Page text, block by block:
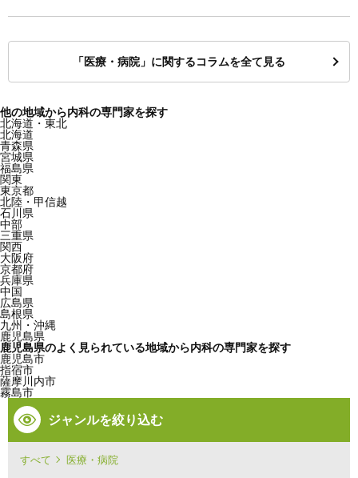
「医療・病院」に関するコラムを全て見る
他の地域から内科の専門家を探す
北海道・東北
北海道
青森県
宮城県
福島県
関東
東京都
北陸・甲信越
石川県
中部
三重県
関西
大阪府
京都府
兵庫県
中国
広島県
島根県
九州・沖縄
鹿児島県
鹿児島県のよく見られている地域から内科の専門家を探す
鹿児島市
指宿市
薩摩川内市
霧島市
ジャンルを絞り込む
すべて 医療・病院